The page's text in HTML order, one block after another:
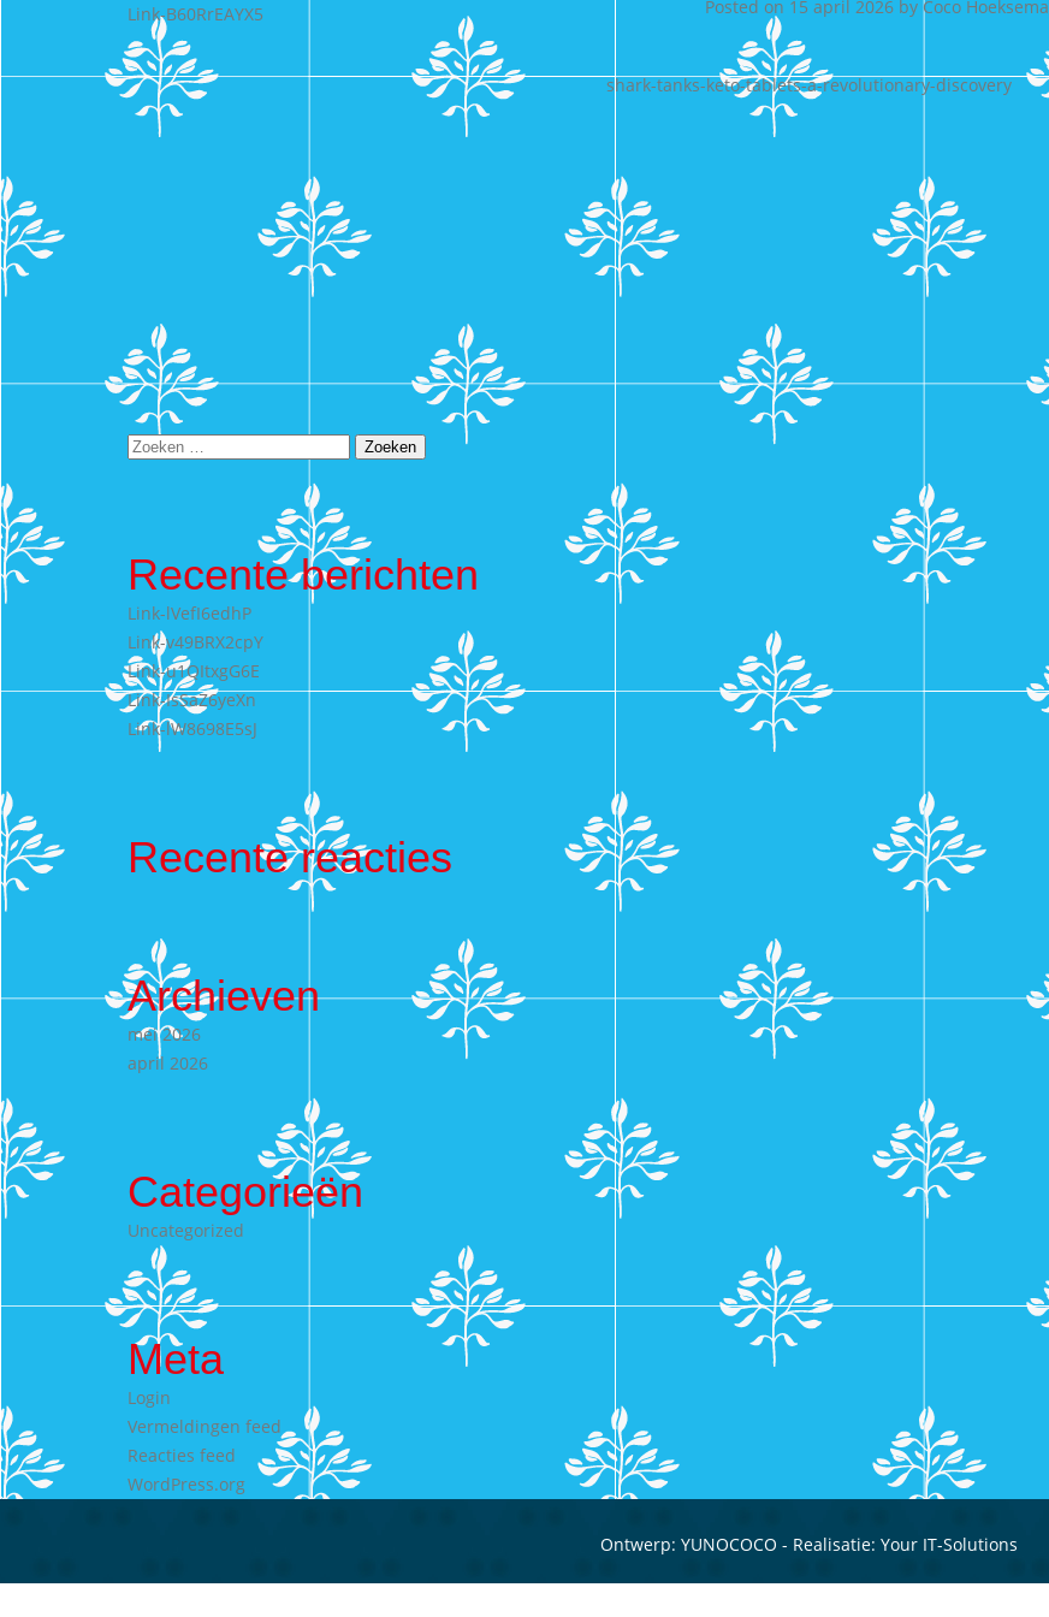
Link-B60RrEAYX5 Posted on 15 april 2026by Coco Hoeksema
shark-tanks-keto-tablets-a-revolutionary-discovery
Zoeken
Recente berichten
Link-lVefI6edhP
Link-v49BRX2cpY
Link-u1QItxgG6E
Link-IsSaZ6yeXn
Link-lW8698E5sJ
Recente reacties
Archieven
mei 2026
april 2026
Categorieën
Uncategorized
Meta
Login
Vermeldingen feed
Reacties feed
WordPress.org
Ontwerp: YUNOCOCO - Realisatie: Your IT-Solutions